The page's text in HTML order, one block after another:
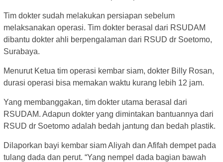
Tim dokter sudah melakukan persiapan sebelum
melaksanakan operasi. Tim dokter berasal dari RSUDAM
dibantu dokter ahli berpengalaman dari RSUD dr Soetomo,
Surabaya.
Menurut Ketua tim operasi kembar siam, dokter Billy Rosan,
durasi operasi bisa memakan waktu kurang lebih 12 jam.
Yang membanggakan, tim dokter utama berasal dari
RSUDAM. Adapun dokter yang dimintakan bantuannya dari
RSUD dr Soetomo adalah bedah jantung dan bedah plastik.
Dilaporkan bayi kembar siam Aliyah dan Afifah dempet pada
tulang dada dan perut. “Yang nempel dada bagian bawah